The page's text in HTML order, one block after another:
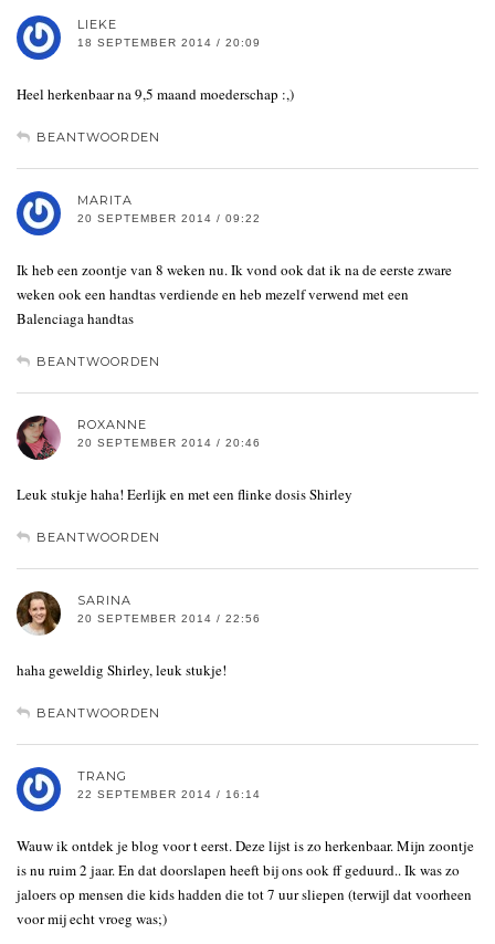
LIEKE
18 SEPTEMBER 2014 / 20:09
Heel herkenbaar na 9,5 maand moederschap :,)
BEANTWOORDEN
MARITA
20 SEPTEMBER 2014 / 09:22
Ik heb een zoontje van 8 weken nu. Ik vond ook dat ik na de eerste zware
weken ook een handtas verdiende en heb mezelf verwend met een
Balenciaga handtas
BEANTWOORDEN
ROXANNE
20 SEPTEMBER 2014 / 20:46
Leuk stukje haha! Eerlijk en met een flinke dosis Shirley
BEANTWOORDEN
SARINA
20 SEPTEMBER 2014 / 22:56
haha geweldig Shirley, leuk stukje!
BEANTWOORDEN
TRANG
22 SEPTEMBER 2014 / 16:14
Wauw ik ontdek je blog voor t eerst. Deze lijst is zo herkenbaar. Mijn zoontje
is nu ruim 2 jaar. En dat doorslapen heeft bij ons ook ff geduurd.. Ik was zo
jaloers op mensen die kids hadden die tot 7 uur sliepen (terwijl dat voorheen
voor mij echt vroeg was;)